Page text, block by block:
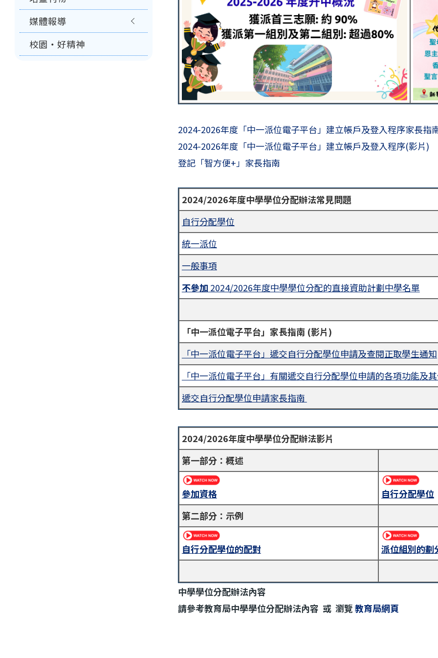
2024-2026年度「中一派位電子平台」建立帳戶及登入程序家長指
2024-2026年度「中一派位電子平台」建立帳戶及登入程序(影片)
登記「智方便+」家長指南
2024/2026年度中學學位分配辦法常見問題
自行分配學位
統一派位
一般事項
不參加 2024/2026年度中學學位分配的直接資助計劃中學名單
「中一派位電子平台」家長指南 (影片)
「中一派位電子平台」遞交自行分配學位申請及查閱正取學生通知
「中一派位電子平台」有關遞交自行分配學位申請的各項功能及
遞交自行分配學位申請家長指南
2024/2026年度中學學位分配辦法影片
第一部分：概述
參加資格
自行分配學位
第二部分：示例
自行分配學位的配對 派位組別的劃
中學學位分配辦法內容
請參考教育局中學學位分配辦法內容 或 瀏覽教育局網頁
媒體報導
校園‧好精神